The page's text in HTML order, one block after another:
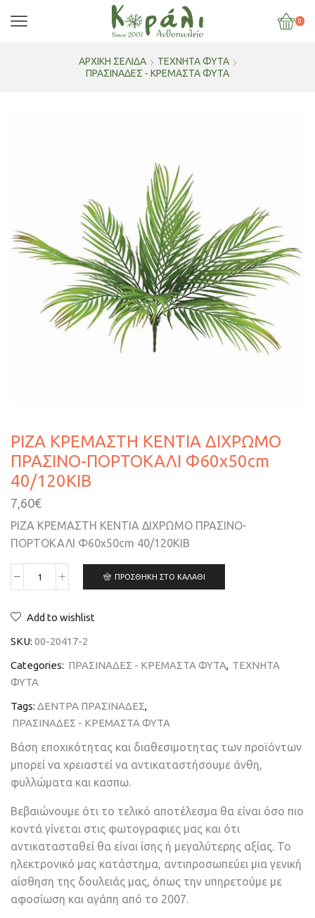
0
ΑΡΧΙΚΉ ΣΕΛΊΔΑ
ΤΕΧΝΗΤΑ ΦΥΤΑ
ΠΡΑΣΙΝΑΔΕΣ - ΚΡΕΜΑΣΤΑ ΦΥΤΑ
ΡΙΖΑ ΚΡΕΜΑΣΤΗ ΚΕΝΤΙΑ ΔΙΧΡΩΜΟ
ΠΡΑΣΙΝΟ-ΠΟΡΤΟΚΑΛΙ Φ60x50cm
40/120ΚΙΒ
7,60€
ΡΙΖΑ ΚΡΕΜΑΣΤΗ ΚΕΝΤΙΑ ΔΙΧΡΩΜΟ ΠΡΑΣΙΝΟ-
ΠΟΡΤΟΚΑΛΙ Φ60x50cm 40/120ΚΙΒ
ΠΡΟΣΘΉΚΗ ΣΤΟ ΚΑΛΆΘΙ
Add to wishlist
SKU: 00-20417-2
Categories: ΠΡΑΣΙΝΑΔΕΣ - ΚΡΕΜΑΣΤΑ ΦΥΤΑ, ΤΕΧΝΗΤΑ
ΦΥΤΑ
Tags: ΔΕΝΤΡΑ ΠΡΑΣΙΝΑΔΕΣ,
ΠΡΑΣΙΝΑΔΕΣ - ΚΡΕΜΑΣΤΑ ΦΥΤΑ
Βάση εποχικότητας και διαθεσιμοτητας των προϊόντων
μπορεί να χρειαστεί να αντικαταστήσουμε άνθη,
φυλλώματα και κασπω.
Βεβαιώνουμε ότι το τελικό αποτέλεσμα θα είναι όσο πιο
κοντά γίνεται στις φωτογραφιες μας και ότι
αντικατασταθεί θα είναι ίσης ή μεγαλύτερης αξίας. Το
ηλεκτρονικό μας κατάστημα, αντιπροσωπεύει μια γενική
αίσθηση της δουλειάς μας, όπως την υπηρετούμε με
αφοσίωση και αγάπη από το 2007.